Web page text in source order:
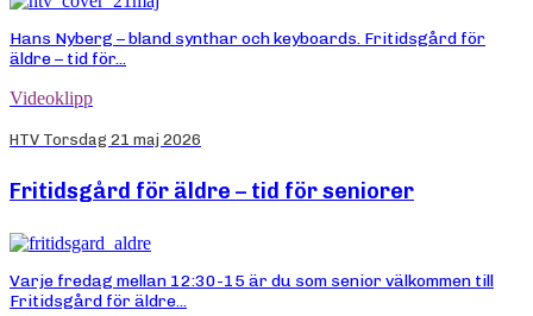
Hans Nyberg – bland synthar och keyboards. Fritidsgård för
äldre – tid för...
Videoklipp
HTV Torsdag 21 maj 2026
Fritidsgård för äldre – tid för seniorer
Varje fredag mellan 12:30-15 är du som senior välkommen till
Fritidsgård för äldre...